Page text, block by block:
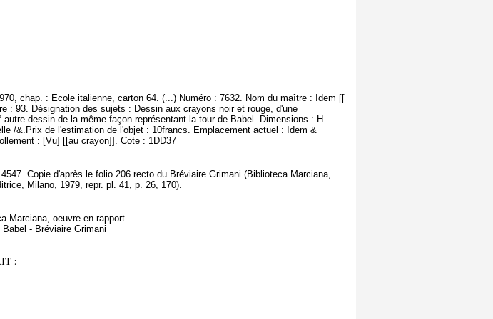
chap. : Ecole italienne, carton 64. (...) Numéro : 7632. Nom du maître : Idem [[
: 93. Désignation des sujets : Dessin aux crayons noir et rouge, d'une
dessin de la même façon représentant la tour de Babel. Dimensions : H.
/&.Prix de l'estimation de l'objet : 10francs. Emplacement actuel : Idem &
: [Vu] [[au crayon]]. Cote : 1DD37
Copie d'après le folio 206 recto du Bréviaire Grimani (Biblioteca Marciana,
Milano, 1979, repr. pl. 41, p. 26, 170).
Marciana, oeuvre en rapport
- Bréviaire Grimani
: